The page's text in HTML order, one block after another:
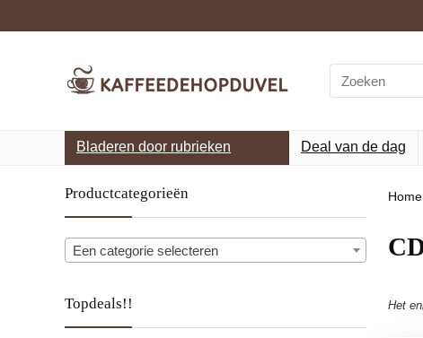
Search
for:
Bladeren door rubrieken Deal van de dag
Productcategorieën
Een categorie selecteren
Topdeals!!
Home
Het